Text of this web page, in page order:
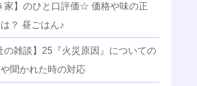
家】のひと口評価☆ 価格や味の正
？ 昼ごはん♪
の雑談】25『火災原因』についての
聞かれた時の対応